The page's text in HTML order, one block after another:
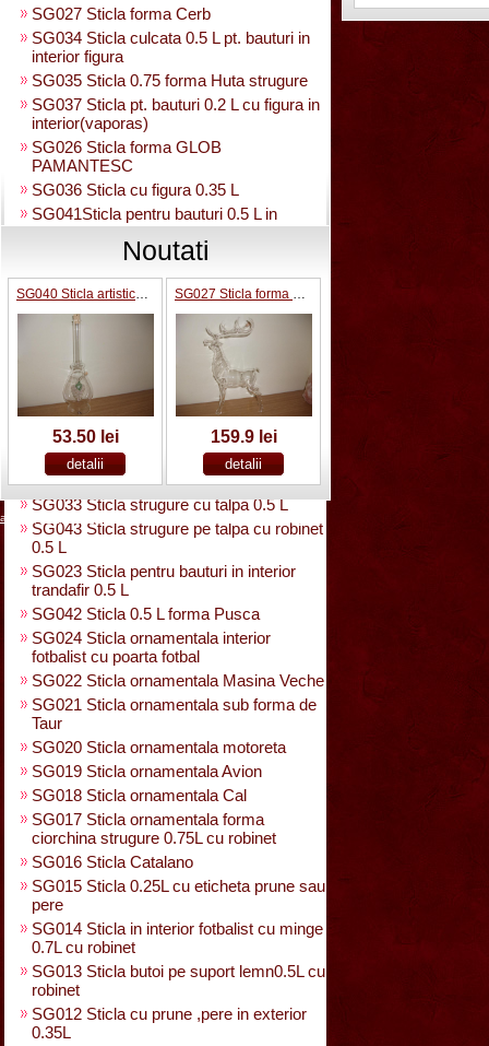
SG027 Sticla forma Cerb
SG034 Sticla culcata 0.5 L pt. bauturi in
interior figura
SG035 Sticla 0.75 forma Huta strugure
SG037 Sticla pt. bauturi 0.2 L cu figura in
interior(vaporas)
SG026 Sticla forma GLOB
PAMANTESC
SG036 Sticla cu figura 0.35 L
SG041Sticla pentru bauturi 0.5 L in
interior strugure
SG040 Sticla artistica in interior strugure
umpluta 0.35 L
SG030 Sticla artistica Amfora
SG039 Sticla artistica in interior para
SG025 Sticla carte vizita 0.35 L
SG032 Sticla pentru bauturi0.35 L
rasucita
SG029 Sticla rasucita cu numar
SG038 Sticla pentru bauturi cu 2 pahare
SG031 Sticla forma para 0.5 L cu talpa
SG033 Sticla strugure cu talpa 0.5 L
SG043 Sticla strugure pe talpa cu robinet
0.5 L
SG023 Sticla pentru bauturi in interior
trandafir 0.5 L
SG042 Sticla 0.5 L forma Pusca
SG024 Sticla ornamentala interior
fotbalist cu poarta fotbal
SG022 Sticla ornamentala Masina Veche
SG021 Sticla ornamentala sub forma de
Taur
SG020 Sticla ornamentala motoreta
SG019 Sticla ornamentala Avion
SG018 Sticla ornamentala Cal
SG017 Sticla ornamentala forma
ciorchina strugure 0.75L cu robinet
SG016 Sticla Catalano
SG015 Sticla 0.25L cu eticheta prune sau
pere
SG014 Sticla in interior fotbalist cu minge
0.7L cu robinet
SG013 Sticla butoi pe suport lemn0.5L cu
robinet
SG012 Sticla cu prune ,pere in exterior
0.35L
Noutati
SG040 Sticla artistica in interior strugure umpluta 0.35 L
53.50 lei
SG027 Sticla forma Cerb
159.9 lei
acasa contact cum cumpar